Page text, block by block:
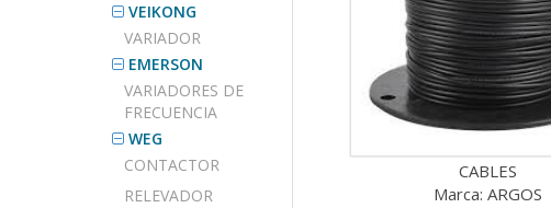
VEIKONG
VARIADOR
EMERSON
VARIADORES DE
FRECUENCIA
WEG
CONTACTOR
RELEVADOR
CABLES
Marca: ARGOS